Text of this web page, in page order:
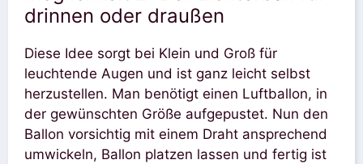
drinnen oder draußen
Diese Idee sorgt bei Klein und Groß für
leuchtende Augen und ist ganz leicht selbst
herzustellen. Man benötigt einen Luftballon, in
der gewünschten Größe aufgepustet. Nun den
Ballon vorsichtig mit einem Draht ansprechend
umwickeln, Ballon platzen lassen und fertig ist